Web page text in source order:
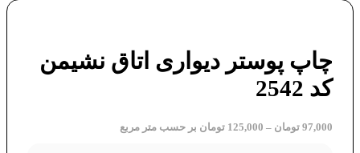
چاپ پوستر دیواری اتاق نشیمن
کد 2542
97,000 تومان –
125,000 تومان بر حسب متر مربع